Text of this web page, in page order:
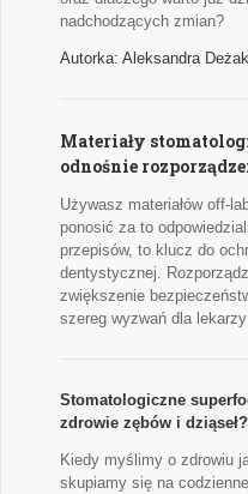
nadchodzących zmian?
Autorka: Aleksandra
Materiały
odnośnie
Używasz materiałów off-
ponosić za to
przepisów, to klucz do
dentystycznej.
zwiększenie
szereg wyzwań dla
Stomatologiczne
zdrowie zębów i dziąseł?
Kiedy myślimy o zdrowiu
skupiamy się na